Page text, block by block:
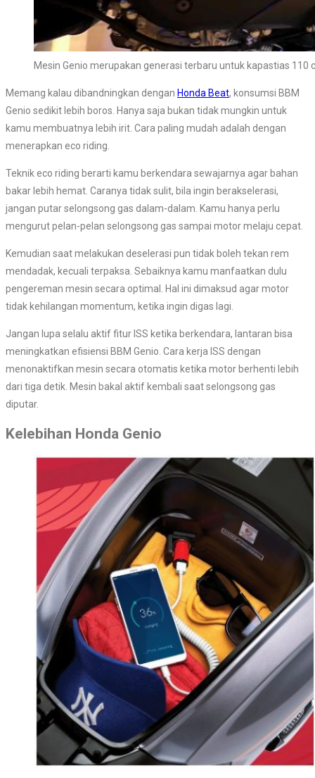
Mesin Genio merupakan generasi terbaru untuk kapastias 110
Memang kalau dibandningkan dengan Honda Beat, konsumsi BBM
Genio sedikit lebih boros. Hanya saja bukan tidak mungkin untuk
kamu membuatnya lebih irit. Cara paling mudah adalah dengan
menerapkan eco riding.
Teknik eco riding berarti kamu berkendara sewajarnya agar bahan
bakar lebih hemat. Caranya tidak sulit, bila ingin berakselerasi,
jangan putar selongsong gas dalam-dalam. Kamu hanya perlu
mengurut pelan-pelan selongsong gas sampai motor melaju cepat.
Kemudian saat melakukan deselerasi pun tidak boleh tekan rem
mendadak, kecuali terpaksa. Sebaiknya kamu manfaatkan dulu
pengereman mesin secara optimal. Hal ini dimaksud agar motor
tidak kehilangan momentum, ketika ingin digas lagi.
Jangan lupa selalu aktif fitur ISS ketika berkendara, lantaran bisa
meningkatkan efisiensi BBM Genio. Cara kerja ISS dengan
menonaktifkan mesin secara otomatis ketika motor berhenti lebih
dari tiga detik. Mesin bakal aktif kembali saat selongsong gas
diputar.
Kelebihan Honda Genio